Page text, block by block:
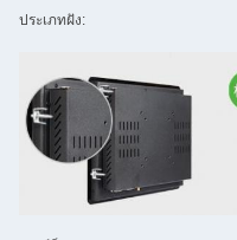
ประเภทฝัง: